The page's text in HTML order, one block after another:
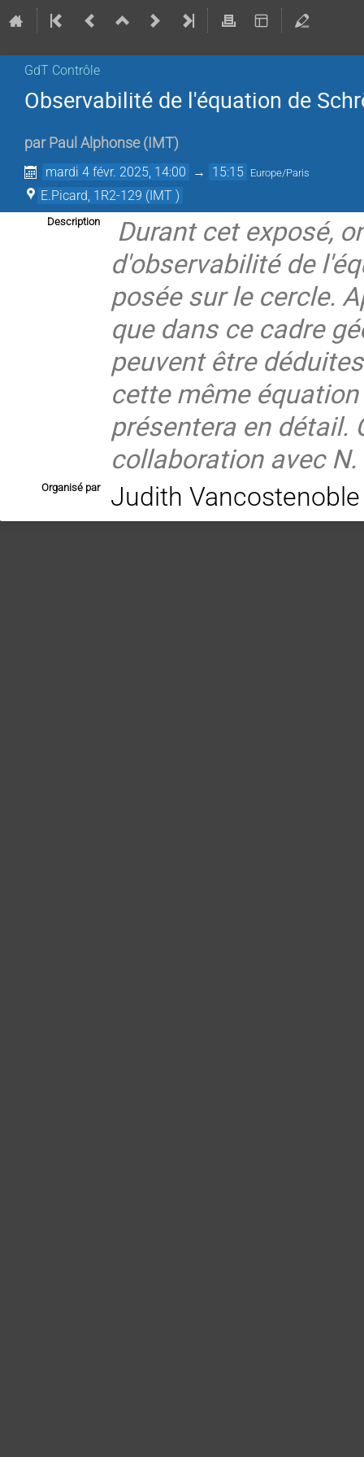
GdT Contrôle
Observabilité de l'équation de
par Paul Alphonse ( IMT)
mardi 4 févr. 2025, 14:00 → 15:15 Europe/Paris
E.Picard, 1R2-129 (IMT )
Description
Durant cet exposé,
d'observabilité de
posée sur le cercle.
que dans ce cadre
peuvent être
cette même
présentera en détail.
collaboration avec N.
Organisé par Judith Vancostenoble